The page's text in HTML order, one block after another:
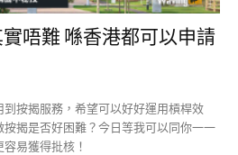
唔難 喺香港都可以申請
按揭服務，希望可以好好運用槓桿效
揭是否好困難？今日等我可以同你一一
易獲得批核！